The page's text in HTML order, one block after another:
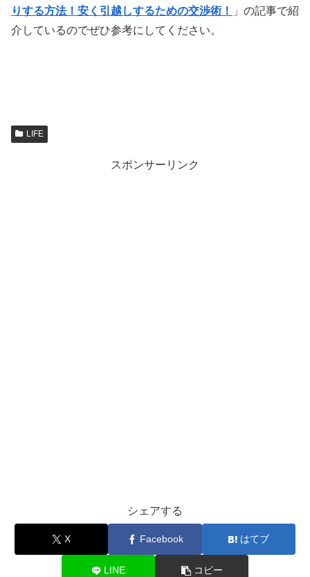
りする方法！安く引越しするための交渉術！
」の記事で紹
介しているのでぜひ参考にしてください。
LIFE
スポンサーリンク
シェアする
X Facebook はてブ
LINE コピー